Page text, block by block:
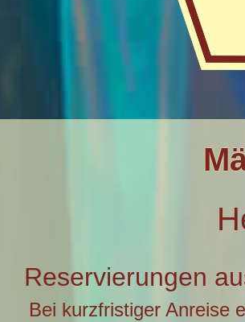
Reservierungen
Bei kurzfristiger Anreise